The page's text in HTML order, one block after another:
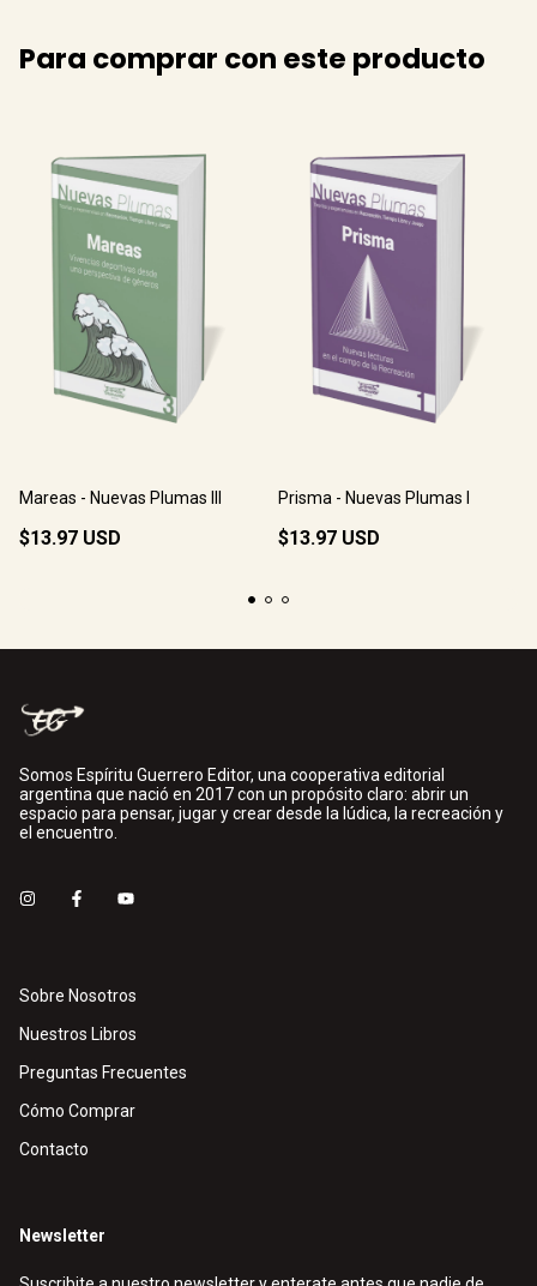
Para comprar con este producto
Mareas - Nuevas Plumas III
$13.97 USD
Prisma - Nuevas Plumas I
$13.97 USD
Somos Espíritu Guerrero Editor, una cooperativa editorial
argentina que nació en 2017 con un propósito claro: abrir un
espacio para pensar, jugar y crear desde la lúdica, la recreación y
el encuentro.
Sobre Nosotros
Nuestros Libros
Preguntas Frecuentes
Cómo Comprar
Contacto
Newsletter